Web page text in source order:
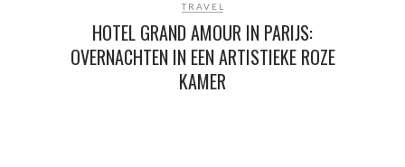
TRAVEL
HOTEL GRAND AMOUR IN PARIJS:
OVERNACHTEN IN EEN ARTISTIEKE ROZE
KAMER